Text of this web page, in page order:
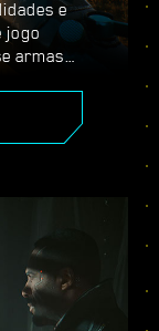
e
jogo
armas
fogo,